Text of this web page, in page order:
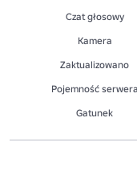
Czat głosowy
Kamera
Zaktualizowano
Pojemność serwera
Gatunek